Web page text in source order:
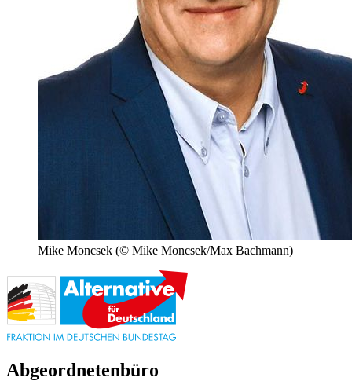
Mike Moncsek (© Mike Moncsek/Max Bachmann)
Abgeordnetenbüro